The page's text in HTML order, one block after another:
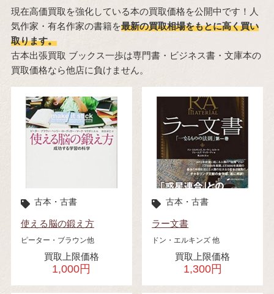
現在高価買取を強化している本の買取価格を公開中です！人
気作家・有名作家の書籍を最新の買取相場をもとに高く買い
取ります。
古本出張買取 ブックス一歩は専門書・ビジネス書・文庫本の
買取価格なら他店に負けません。
古本・古書
使える脳の鍛え方
ピーター・ブラウン他
買取上限価格
1,000円
古本・古書
ラー文書
ドン・エルキンズ 他
買取上限価格
1,300円